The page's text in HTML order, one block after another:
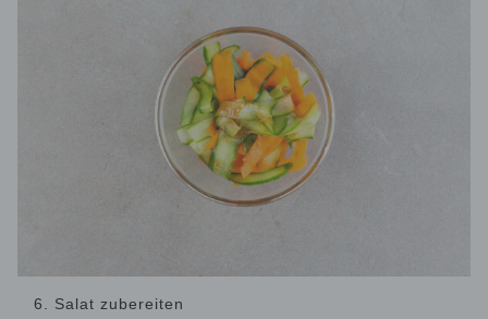
6. Salat zubereiten